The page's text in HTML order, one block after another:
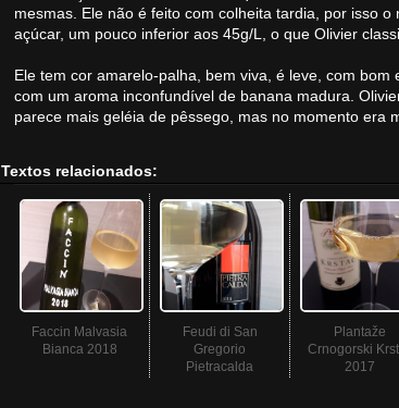
mesmas. Ele não é feito com colheita tardia, por isso
açúcar, um pouco inferior aos 45g/L, o que Olivier
Ele tem cor amarelo-palha, bem viva, é leve, com
com um aroma inconfundível de banana madura.
parece mais geléia de pêssego, mas no momento era
Textos relacionados:
Faccin Malvasia
Bianca 2018
Feudi di San
Gregorio
Pietracalda
Plantaže
Crnogorski
2017